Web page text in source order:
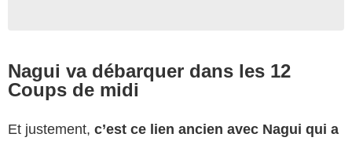
Nagui va débarquer dans les 12
Coups de midi
Et justement, c’est ce lien ancien avec Nagui qui a